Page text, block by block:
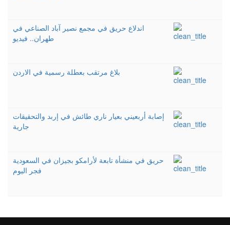
اندلاع حريق في مجمع نصير آباد الصناعي في
طهران.. فيديو
بلاغ مرتقب بعطلة رسمية في الاردن
إصابة أربعيني بعيار ناري طائش في إربد والتحقيقات
جارية
حريق في منشأة تابعة لأرامكو بجيزان في السعودية
فجر اليوم